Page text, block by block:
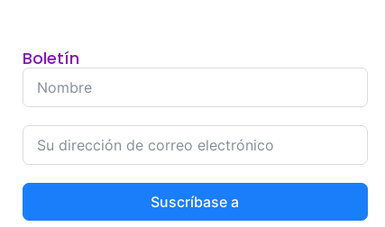
Boletín
Suscríbase a